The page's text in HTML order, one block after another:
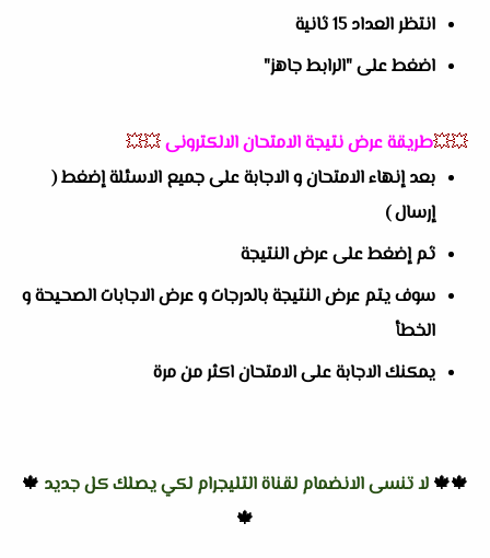
انتظر العداد 15 ثانية
اضغط على "الرابط جاهز"
💥💥طريقة عرض نتيجة الامتحان الالكترونى💥💥
بعد إنهاء الامتحان و الاجابة على جميع الاسئلة إضغط (
إرسال )
ثم إضغط على عرض النتيجة
سوف يتم عرض النتيجة بالدرجات و عرض الاجابات الصحيحة و
الخطأ
يمكنك الاجابة على الامتحان اكثر من مرة
🍁🍁 لا تنسى الانضمام لقناة التليجرام لكي يصلك كل جديد 🍁
🍁